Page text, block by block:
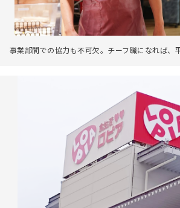
事業部間での協力も不可欠。チーフ職になれば、